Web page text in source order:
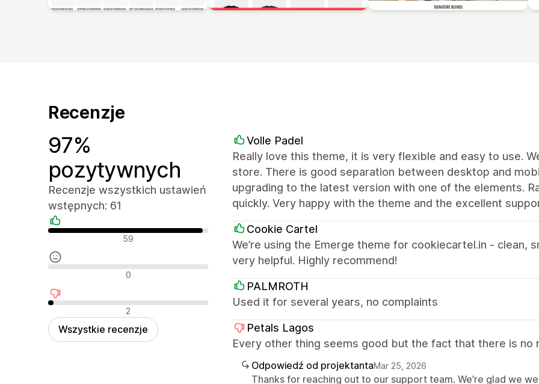
Recenzje
97%
pozytywnych
Recenzje wszystkich ustawień
wstępnych: 61
Pozytywne recenzje
59
Neutralne recenzje
0
Negatywne recenzje
2
Wszystkie recenzje
Volle Padel
Really love this theme, it is very flexible and easy to use.
store. There is good separation between desktop and
upgrading to the latest version with one of the elements.
quickly. Very happy with the theme and the excellent
Cookie Cartel
We’re using the Emerge theme for cookiecartel.in - clean,
very helpful. Highly recommend!
PALMROTH
Used it for several years, no complaints
Petals Lagos
Every other thing seems good but the fact that there is
Odpowiedź od projektantaMar 25, 2026
Thanks for reaching out to our support team. We’re glad we